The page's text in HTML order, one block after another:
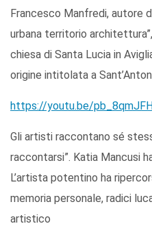
Francesco Manfredi, autore
urbana territorio
chiesa di Santa Lucia in
origine intitolata a
https://youtu.be/
Gli artisti raccontano sé
raccontarsi”. Katia Mancusi
L’artista potentino ha
memoria personale, radici
artistico